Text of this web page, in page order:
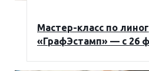
Мастер-класс по
«ГрафЭстамп» — с 26